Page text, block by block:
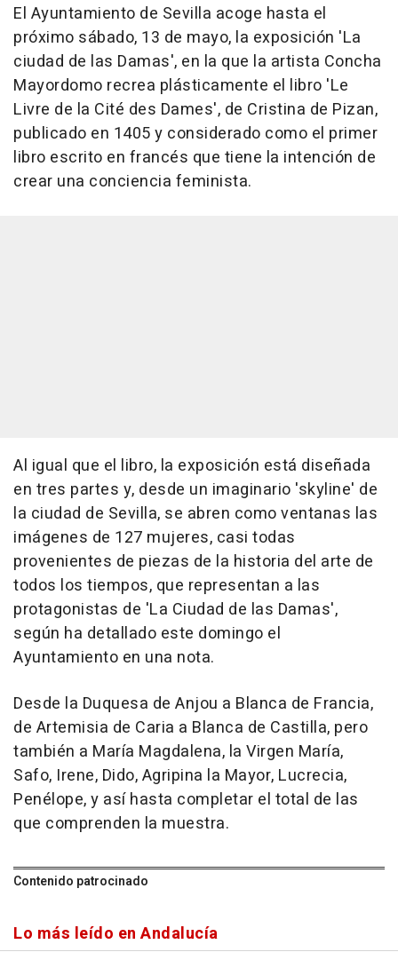
El Ayuntamiento de Sevilla acoge hasta el
próximo sábado, 13 de mayo, la exposición 'La
ciudad de las Damas', en la que la artista Concha
Mayordomo recrea plásticamente el libro 'Le
Livre de la Cité des Dames', de Cristina de Pizan,
publicado en 1405 y considerado como el primer
libro escrito en francés que tiene la intención de
crear una conciencia feminista.
Al igual que el libro, la exposición está diseñada
en tres partes y, desde un imaginario 'skyline' de
la ciudad de Sevilla, se abren como ventanas las
imágenes de 127 mujeres, casi todas
provenientes de piezas de la historia del arte de
todos los tiempos, que representan a las
protagonistas de 'La Ciudad de las Damas',
según ha detallado este domingo el
Ayuntamiento en una nota.
Desde la Duquesa de Anjou a Blanca de Francia,
de Artemisia de Caria a Blanca de Castilla, pero
también a María Magdalena, la Virgen María,
Safo, Irene, Dido, Agripina la Mayor, Lucrecia,
Penélope, y así hasta completar el total de las
que comprenden la muestra.
Contenido patrocinado
Lo más leído en Andalucía